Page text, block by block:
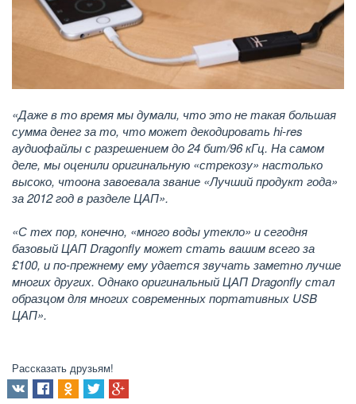
«Даже в то время мы думали, что это не такая большая
сумма денег за то, что может декодировать hi-res
аудиофайлы с разрешением до 24 бит/96 кГц. На самом
деле, мы оценили оригинальную «стрекозу» настолько
высоко, чтоона завоевала звание «Лучший продукт года»
за 2012 год в разделе ЦАП».
«С тех пор, конечно, «много воды утекло» и сегодня
базовый ЦАП Dragonfly может стать вашим всего за
£100, и по-прежнему ему удается звучать заметно лучше
многих других. Однако оригинальный ЦАП Dragonfly стал
образцом для многих современных портативных USB
ЦАП».
Рассказать друзьям!